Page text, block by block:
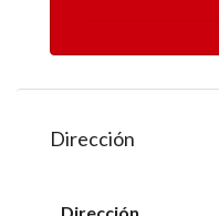
Dirección